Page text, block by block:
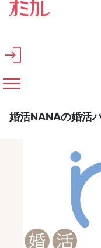
メインコンテンツへスキップ
婚活NANAの婚活